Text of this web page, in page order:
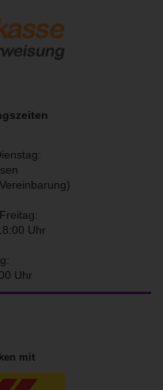
Uhr
Uhr
mit